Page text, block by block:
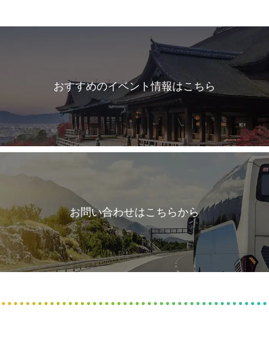
おすすめのイベント情報はこちら
お問い合わせはこちらから